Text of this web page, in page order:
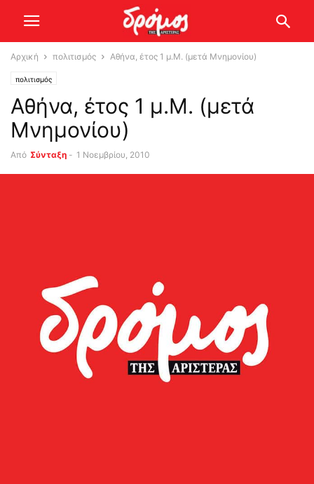
Αρχική πολιτισμός Αθήνα, έτος 1 μ.Μ. (μετά Μνημονίου)
πολιτισμός
Αθήνα, έτος 1 μ.Μ. (μετά
Μνημονίου)
Από Σύνταξη - 1 Νοεμβρίου, 2010